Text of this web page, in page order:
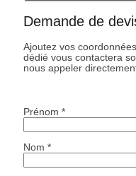
Demande de
Ajoutez vos
dédié vous contactera
nous appeler
Prénom *
Nom *